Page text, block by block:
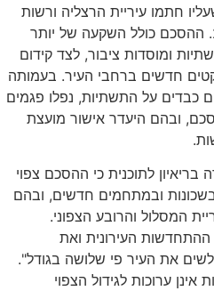
חתמו עיריית הרצליה ורשות
מקרקעי ישראל בנובמבר 2025. ההסכם כולל השקעה של יותר
ומוסדות ציבור, לצד קידום
חדשים ברחבי העיר. בעמותה
כבדים על התשתיות, נפלו פגמים
ובהם היעדר אישור מועצת
בריאיון לתוכנית כי ההסכם צפוי
דיור בשכונות ובמתחמים חדשים, ובהם
המסלול והרובע הצפוני.
העירונית ואת
את העיר פי שלושה בגודל".
ערוכות לגידול הצפוי